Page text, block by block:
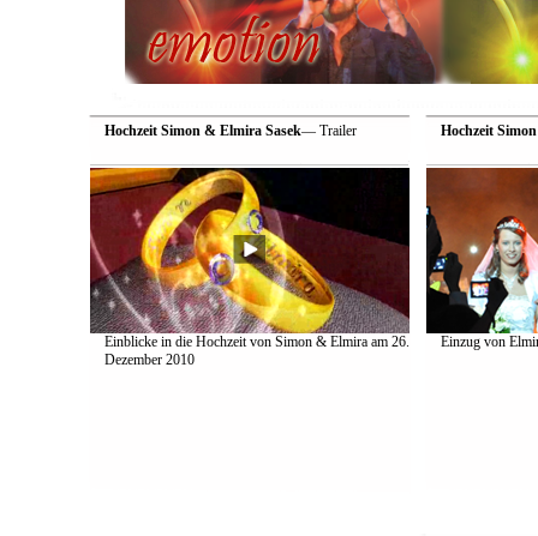
Hochzeit Simon & Elmira Sasek— Trailer
Einblicke in die Hochzeit von Simon & Elmira am 26.
Dezember 2010
Hochzeit
Einzug von